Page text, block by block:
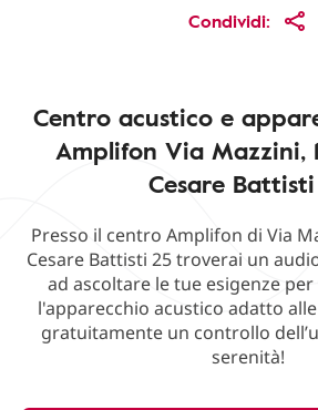
Condividi:
Centro acustico e
Amplifon Via Mazzini,
Cesare
Presso il centro Amplifon di Via
Cesare Battisti 25 troverai un
ad ascoltare le tue esigenze
l'apparecchio acustico adatto
gratuitamente un controllo
serenità!